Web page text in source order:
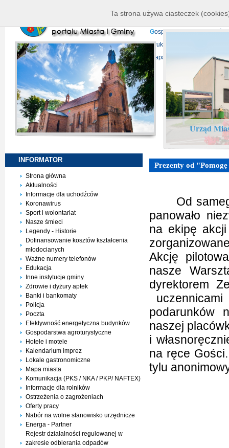
P
rojekty europejskie
Gospodarka
D ruki do pobrania
Mapa serwisu
Urząd
INFORMATOR
Strona główna
Aktualności
Informacje dla uchodźców
Koronawirus
Sport i wolontariat
Nasze śmieci
Legendy - Historie
Dofinansowanie kosztów kształcenia
młodocianych
Ważne numery telefonów
Edukacja
Inne instytucje gminy
Zdrowie i dyżury aptek
Banki i bankomaty
Policja
Poczta
Efektywność energetyczna budynków
Gospodarstwa agroturystyczne
Hotele i motele
Kalendarium imprez
Lokale gastronomiczne
Mapa miasta
Komunikacja (PKS / NKA / PKP/ NAFTEX)
Informacje dla rolników
Ostrzeżenia o zagrożeniach
Oferty pracy
Nabór na wolne stanowisko urzędnicze
Energa - Partner
Rejestr działalności regulowanej w
zakresie odbierania odpadów
Prezenty od
Od
panowało
na ekipę akcji
Akcję
nasze
dyrektorem
podarunków
naszej
i
na ręce
tylu
Ta strona używa ciasteczek